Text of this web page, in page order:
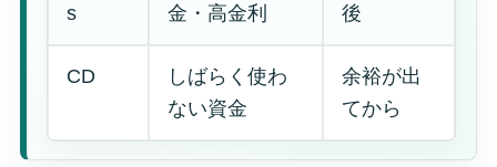
s
金・高金利
後
CD
しばらく使わ
ない資金
余裕が出
てから